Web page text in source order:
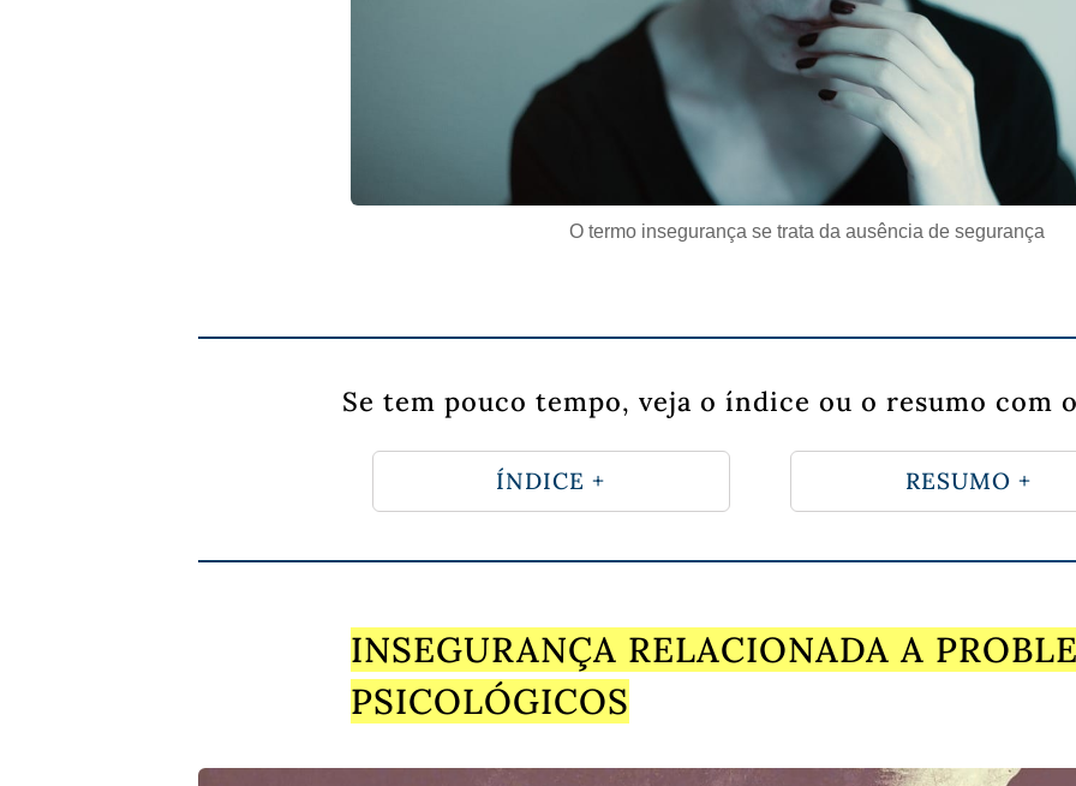
O termo insegurança se trata da ausência de segurança
Se tem pouco tempo, veja o índice ou o resumo com
ÍNDICE + RESUMO +
INSEGURANÇA RELACIONADA A
PSICOLÓGICOS